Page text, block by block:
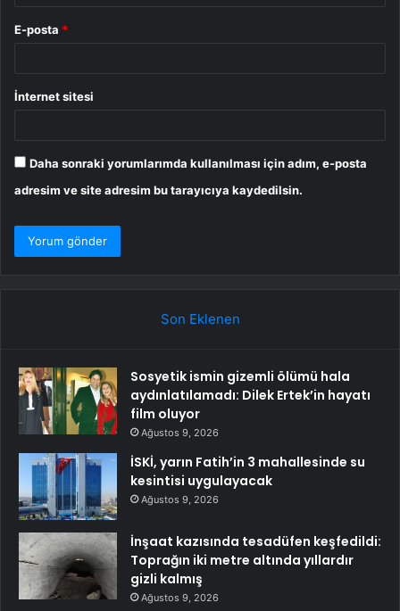
E-posta *
İnternet sitesi
Daha sonraki yorumlarımda kullanılması için adım, e-posta
adresim ve site adresim bu tarayıcıya kaydedilsin.
Son Eklenen
Sosyetik ismin gizemli ölümü hala
aydınlatılamadı: Dilek Ertek’in hayatı
film oluyor
Ağustos 9, 2026
İSKİ, yarın Fatih’in 3 mahallesinde su
kesintisi uygulayacak
Ağustos 9, 2026
İnşaat kazısında tesadüfen keşfedildi:
Toprağın iki metre altında yıllardır
gizli kalmış
Ağustos 9, 2026